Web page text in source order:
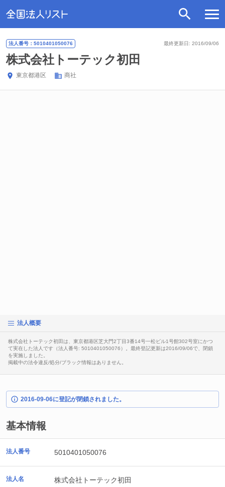
最終更新日: 2016/09/06
法人番号：5010401050076
株式会社トーテック初田
東京都港区 商社
法人概要
株式会社トーテック初田は、東京都港区芝大門2丁目3番14号一松ビル1号館302号室にかつ
て実在した法人です（法人番号: 5010401050076）。最終登記更新は2016/09/06で、閉鎖
を実施しました。
掲載中の法令違反/処分/ブラック情報はありません。
2016-09-06に登記が閉鎖されました。
基本情報
法人番号 5010401050076
法人名 株式会社トーテック初田